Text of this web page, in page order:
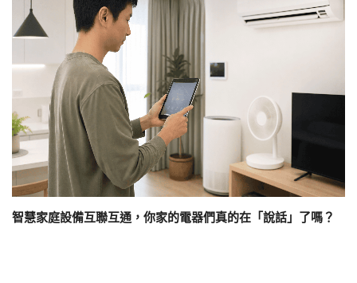
智慧家庭設備互聯互通，你家的電器們真的在「說話」了嗎？